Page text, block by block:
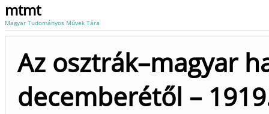
mtmt
Magyar Tudományos Művek Tára
Az osztrák–magyar
decemberétől –